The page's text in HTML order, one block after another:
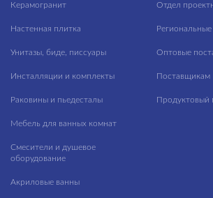
Керамогранит
Настенная плитка
Унитазы, биде, писсуары
Инсталляции и комплекты
Раковины и пьедесталы
Мебель для ванных комнат
Смесители и душевое
оборудование
Акриловые ванны
Отдел
Оптовые
Поставщикам
Продуктовый